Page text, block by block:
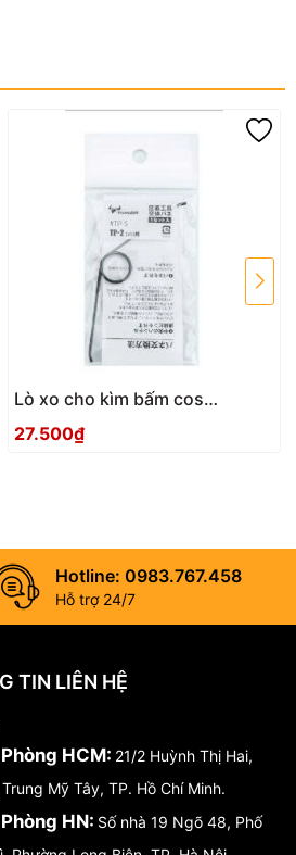
Lò xo cho kìm bấm cos
TSUNODA TP-S
27.500₫
Hotline: 0983.767.458
Hỗ trợ 24/7
TIN LIÊN HỆ
HCM: 21/2 Huỳnh Thị Hai,
Mỹ Tây, TP. Hồ Chí Minh.
HN: Số nhà 19 Ngõ 48, Phố